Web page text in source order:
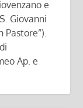
e
Giovanni
Ap. e